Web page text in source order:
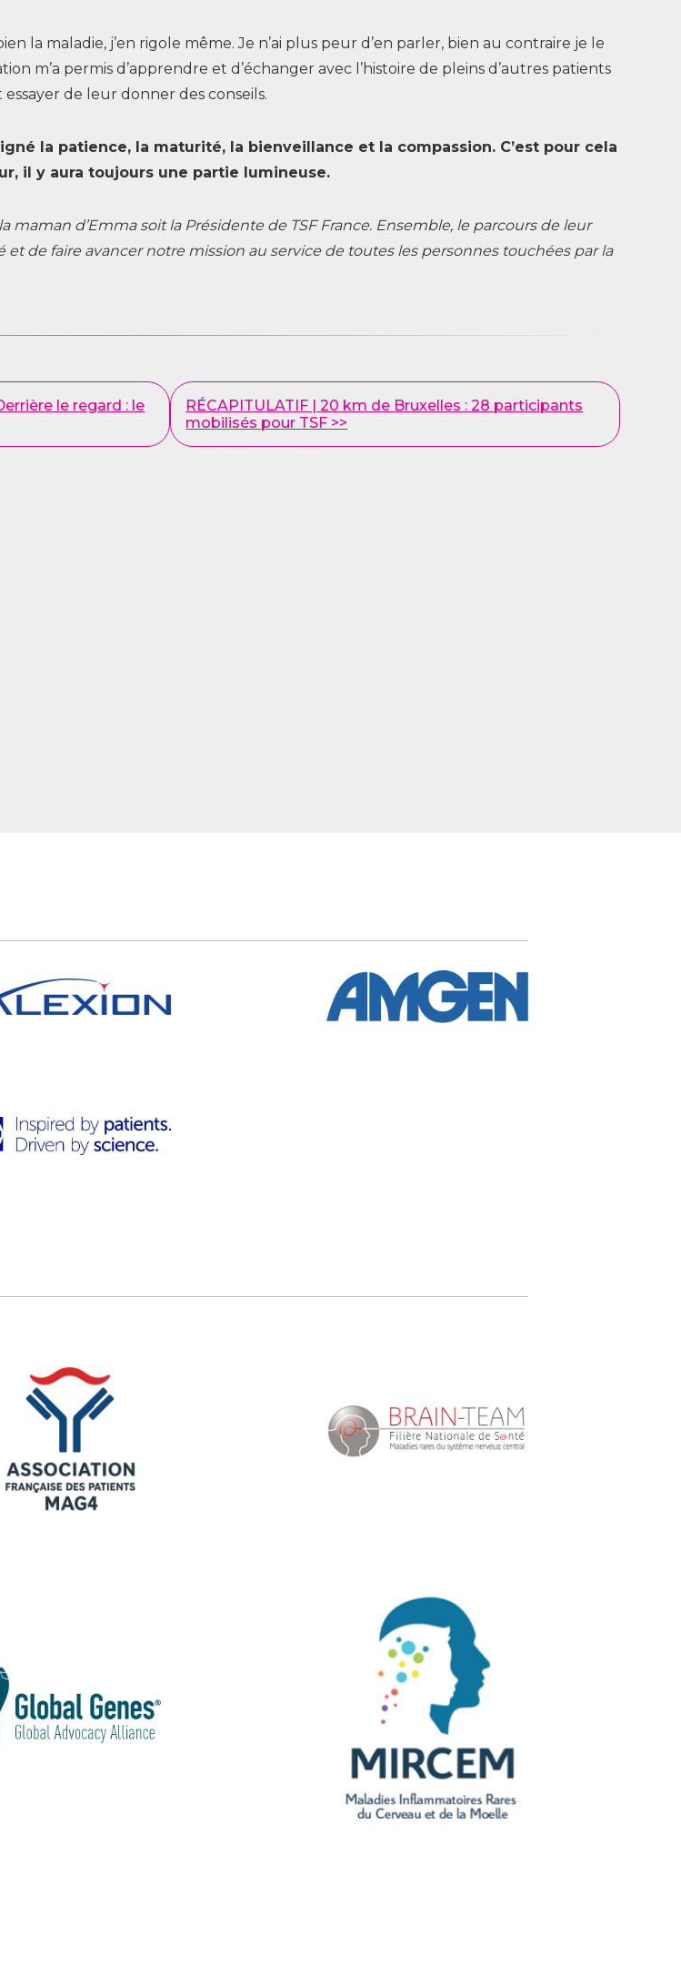
la maladie, j’en rigole même. Je n’ai plus peur d’en parler, bien au contraire je le
m’a permis d’apprendre et d’échanger avec l’histoire de pleins d’autres patients
de leur donner des conseils.
la patience, la maturité, la bienveillance et la compassion. C’est pour cela
il y aura toujours une partie lumineuse.
d’Emma soit la Présidente de TSF France. Ensemble, le parcours de leur
de faire avancer notre mission au service de toutes les personnes touchées par la
le regard : le
RÉCAPITULATIF | 20 km de Bruxelles : 28 participants
mobilisés pour TSF >>